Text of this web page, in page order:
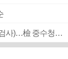
■ 검사 신분 버리고 직급하향(10년 이하 저연차 검사)…檢 중수청행 기피